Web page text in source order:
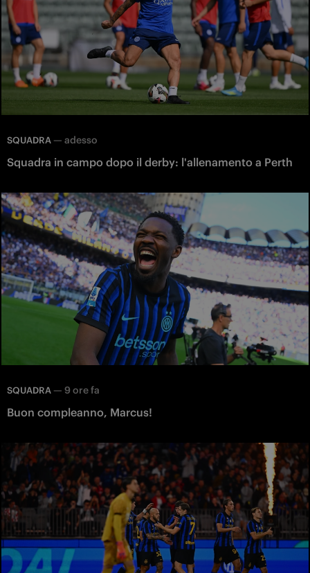
SQUADRA — adesso
Squadra in campo dopo il derby: l'allenamento a Perth
SQUADRA — 9 ore fa
Buon compleanno, Marcus!